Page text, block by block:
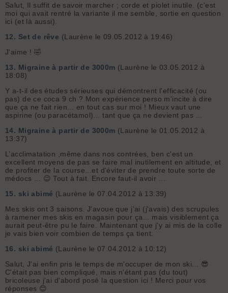
Salut, Il suffit de savoir marcher ; corde et piolet inutile. (c'est
moi qui avait rentré la variante il me semble, sortie en question
ici (et là aussi).
12. Set de rêve (Laurène le 09.05.2012 à 19:46)
J'aime ! 🤣
13. Migraine à partir de 3000m (Laurène le 03.05.2012 à
18:08)
Y a-t-il des études sérieuses qui démontrent l'efficacité (ou
pas) de ce coca 9 ch ? Mon expérience perso m'incite à dire
que ça ne fait rien... en tout cas sur moi ! Mieux vaut une
aspirine (ou paracétamol)... tant que ça ne devient pas ...
14. Migraine à partir de 3000m (Laurène le 01.05.2012 à
13:37)
L’acclimatation ,même dans nos contrées, ben c'est un
excellent moyens de pas se faire mal inutilement en altitude, et
de profiter de la course...et d'éviter de prendre toute sorte de
médocs ... 😉 Tout à fait. Encore faut-il avoir ...
15. ski abimé (Laurène le 07.04.2012 à 13:39)
Mes skis ont 3 saisons. J'avoue que j'ai (j'avais) des scrupules
à ramener mes skis en magasin pour ça... mais visiblement ça
aurait peut-être pu le faire. Maintenant que j'y ai mis de la colle
je vais bien voir combien de temps ça tient.
16. ski abimé (Laurène le 07.04.2012 à 10:12)
Salut, J'ai enfin pris le temps de m'occuper de mon ski... 😎
C'était pas bien compliqué, mais n'étant pas (du tout)
bricoleuse j'ai d'abord posé la question ici ! Merci pour vos
réponses 😊